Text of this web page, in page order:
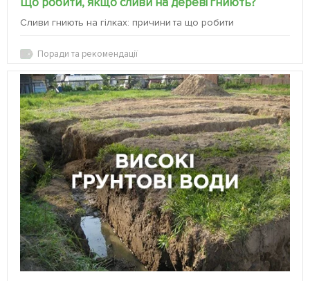
Сливи гниють на гілках: причини та що робити
Поради та рекомендації